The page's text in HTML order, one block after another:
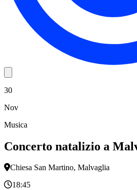
30
Nov
Musica
Concerto natalizio a
Chiesa San Martino, Malvaglia
18:45